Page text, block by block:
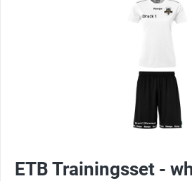
ETB Trainingsset -